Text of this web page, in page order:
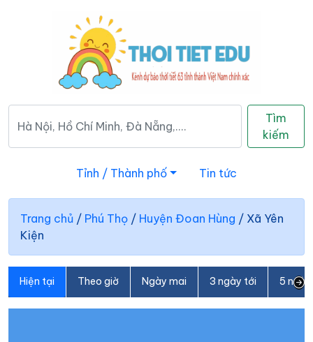
Tìm
kiếm
Tỉnh / Thành phố Tin tức
Trang chủ / Phú Thọ / Huyện Đoan Hùng / Xã Yên
Kiện
Hiện tại Theo giờ Ngày mai 3 ngày tới 5